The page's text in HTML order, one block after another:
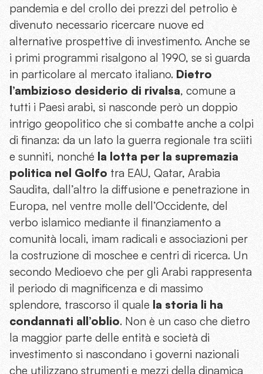
pandemia e del crollo dei prezzi del petrolio è
divenuto necessario ricercare nuove ed
alternative prospettive di investimento. Anche se
i primi programmi risalgono al 1990, se si guarda
in particolare al mercato italiano. Dietro
l’ambizioso desiderio di rivalsa, comune a
tutti i Paesi arabi, si nasconde però un doppio
intrigo geopolitico che si combatte anche a colpi
di finanza: da un lato la guerra regionale tra sciiti
e sunniti, nonché la lotta per la supremazia
politica nel Golfo tra EAU, Qatar, Arabia
Saudita, dall’altro la diffusione e penetrazione in
Europa, nel ventre molle dell’Occidente, del
verbo islamico mediante il finanziamento a
comunità locali, imam radicali e associazioni per
la costruzione di moschee e centri di ricerca. Un
secondo Medioevo che per gli Arabi rappresenta
il periodo di magnificenza e di massimo
splendore, trascorso il quale la storia li ha
condannati all’oblio. Non è un caso che dietro
la maggior parte delle entità e società di
investimento si nascondano i governi nazionali
che utilizzano strumenti e mezzi della dinamica